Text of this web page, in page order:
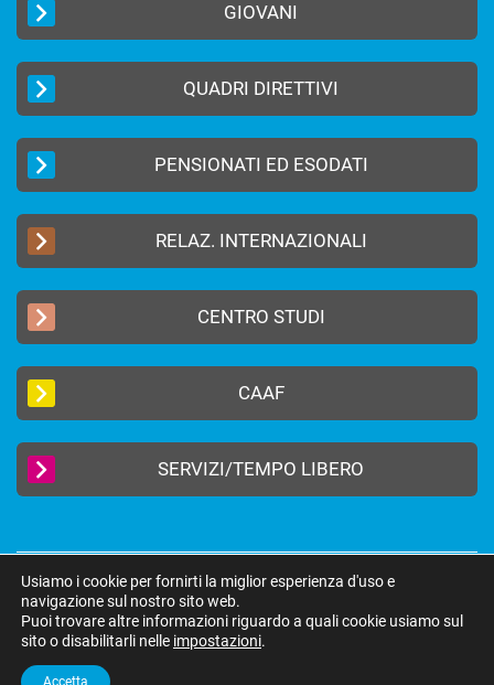
GIOVANI
QUADRI DIRETTIVI
PENSIONATI ED ESODATI
RELAZ. INTERNAZIONALI
CENTRO STUDI
CAAF
SERVIZI/TEMPO LIBERO
2019 © FEDERAZIONE AUTONOMA BANCARI ITALIANI –Privacy Policy
Cookie Policy
federazione@fabi.it
| Via Tevere 46, 00198 Roma | Tel 06 8415751 | Fax 06
Usiamo i cookie per fornirti la miglior esperienza d'uso e
navigazione sul nostro sito web.
Puoi trovare altre informazioni riguardo a quali cookie usiamo sul
sito o disabilitarli nelle impostazioni.
Accetta